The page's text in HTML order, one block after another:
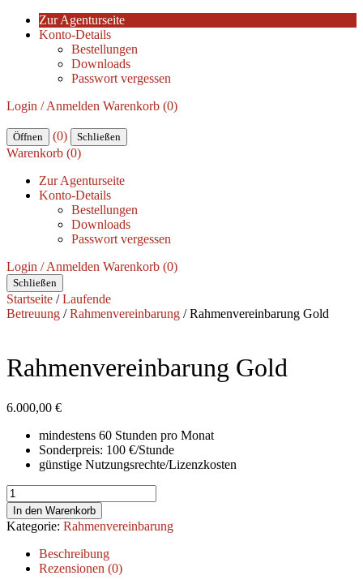
Zur Agenturseite
Konto-Details
Bestellungen
Downloads
Passwort vergessen
Login / Anmelden Warenkorb (0)
Öffnen (0) Schließen
Warenkorb (0)
Zur Agenturseite
Konto-Details
Bestellungen
Downloads
Passwort vergessen
Login / Anmelden Warenkorb (0)
Schließen
Startseite /Laufende
Betreuung /Rahmenvereinbarung / Rahmenvereinbarung Gold
Rahmenvereinbarung Gold
6.000,00 €
mindestens 60 Stunden pro Monat
Sonderpreis: 100 €/Stunde
günstige Nutzungsrechte/Lizenzkosten
Rahmenvereinbarung
Gold
Menge
In den Warenkorb
Kategorie: Rahmenvereinbarung
Beschreibung
Rezensionen (0)